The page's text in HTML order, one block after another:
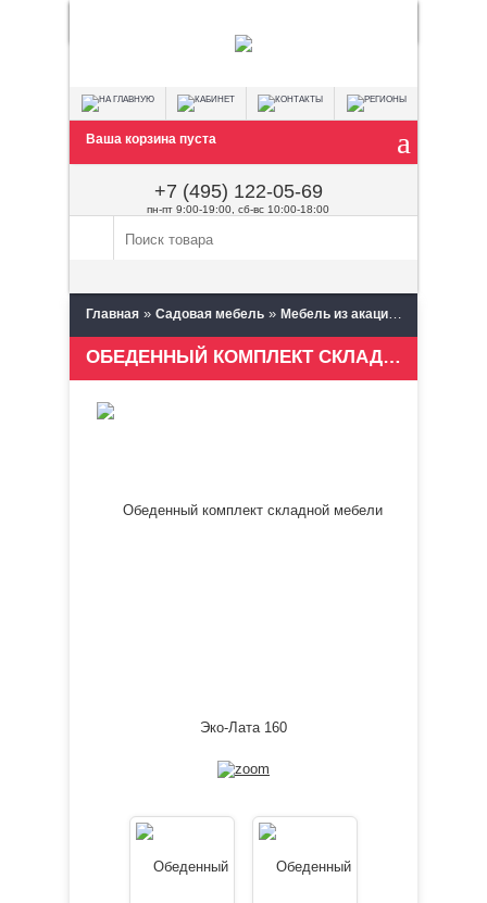
Ваша корзина пуста
+7 (495) 122-05-69
пн-пт 9:00-19:00, сб-вс 10:00-18:00
Главная » Садовая мебель » Мебель из акации для сада
ОБЕДЕННЫЙ КОМПЛЕКТ СКЛАДНОЙ МЕБЕЛИ ЭКО-ЛАТА 160